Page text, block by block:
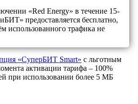
«Red Energy» в течение 15-
предоставляется бесплатно,
использованного трафика не
«СуперБИТ Smart» с льготным
активации тарифа – 100%
при использовании более 5 МБ